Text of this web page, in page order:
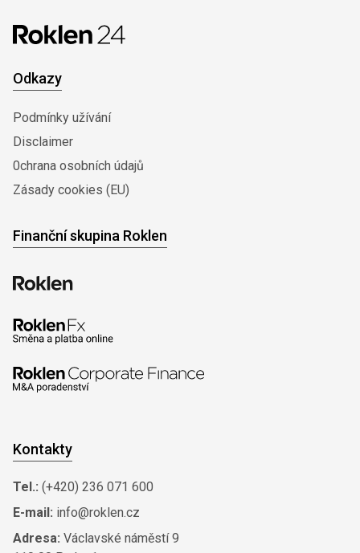
Odkazy
Podmínky užívání
Disclaimer
0chrana osobních údajů
Zásady cookies (EU)
Finanční skupina Roklen
Kontakty
Tel.: (+420) 236 071 600
E-mail: info@roklen.cz
Adresa: Václavské náměstí 9